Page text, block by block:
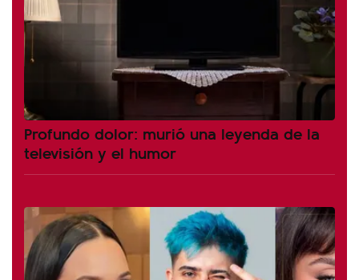
Profundo dolor: murió una leyenda de la
televisión y el humor